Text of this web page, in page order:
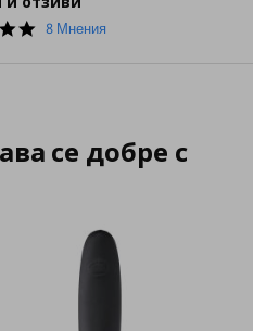
5.0
8 Мнения
се добре с